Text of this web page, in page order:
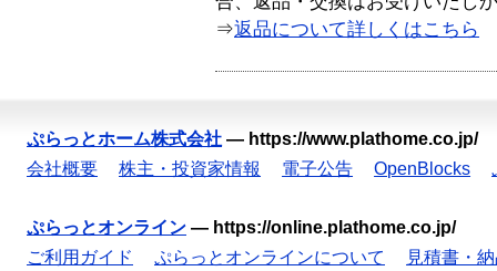
⇒返品について詳しくはこちら
ぷらっとホーム株式会社 — https://www.plathome.co.jp/
会社概要
株主・投資家情報 電子公告 OpenBlocks
ぷらっとオンライン — https://online.plathome.co.jp/
ご利用ガイド
ぷらっとオンラインについて
見積書・